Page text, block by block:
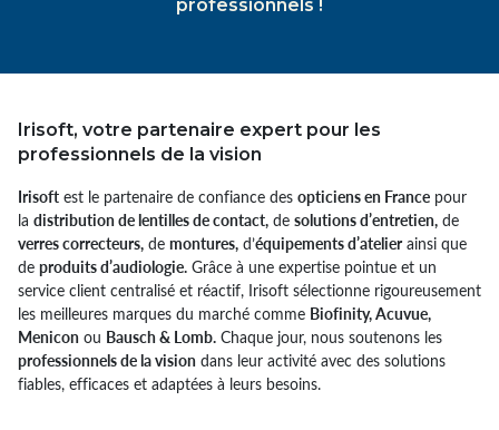
professionnels !
Irisoft, votre partenaire expert pour les
professionnels de la vision
Irisoft est le partenaire de confiance des opticiens en France pour
la distribution de lentilles de contact, de solutions d’entretien, de
verres correcteurs, de montures, d’équipements d’atelierainsi que
de produits d’audiologie. Grâce à une expertise pointue et un
service client centralisé et réactif, Irisoft sélectionne rigoureusement
les meilleures marques du marché comme Biofinity, Acuvue,
Menicon ou Bausch & Lomb. Chaque jour, nous soutenons les
professionnels de la vision dans leur activité avec des solutions
fiables, efficaces et adaptées à leurs besoins.